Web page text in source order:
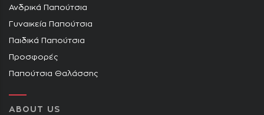
Ανδρικά Παπούτσια
Γυναικεία Παπούτσια
Παιδικά Παπούτσια
Προσφορές
Παπούτσια Θαλάσσης
ABOUT US